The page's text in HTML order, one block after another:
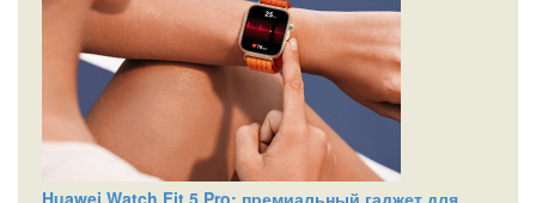
Huawei Watch Fit 5 Pro: премиальный гаджет для